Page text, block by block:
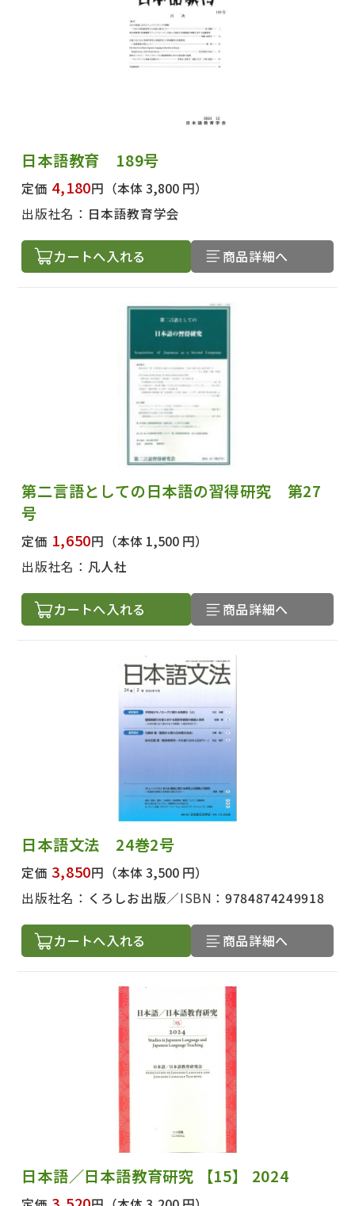
著者名で絞り込む
絞り込む
日本語教育 189号
定価 4,180円 （本体 3,800 円）
出版社名： 日本語教育学会
カートへ入れる 商品詳細へ
第二言語としての日本語の習得研究 第27
号
定価 1,650円 （本体 1,500 円）
出版社名： 凡人社
カートへ入れる 商品詳細へ
日本語文法 24巻2号
定価 3,850円 （本体 3,500 円）
出版社名： くろしお出版 ISBN：9784874249918
カートへ入れる 商品詳細へ
日本語／日本語教育研究 【15】 2024